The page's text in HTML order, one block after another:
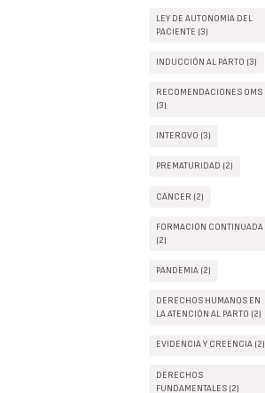
LEY DE AUTONOMÍA DEL
PACIENTE (3)
INDUCCIÓN AL PARTO (3)
RECOMENDACIONES OMS
(3)
INTEROVO (3)
PREMATURIDAD (2)
CÁNCER (2)
FORMACIÓN CONTINUADA
(2)
PANDEMIA (2)
DERECHOS HUMANOS EN
LA ATENCIÓN AL PARTO (2)
EVIDENCIA Y CREENCIA (2)
DERECHOS
FUNDAMENTALES (2)